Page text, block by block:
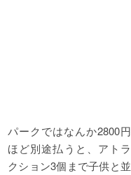
パークではなんか2800円
ほど別途払うと、アトラ
クション3個まで子供と並